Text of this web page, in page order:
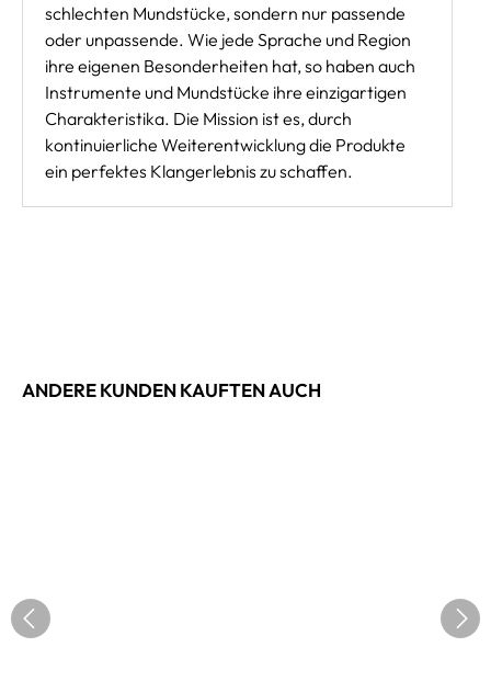
schlechten Mundstücke, sondern nur passende
oder unpassende. Wie jede Sprache und Region
ihre eigenen Besonderheiten hat, so haben auch
Instrumente und Mundstücke ihre einzigartigen
Charakteristika. Die Mission ist es, durch
kontinuierliche Weiterentwicklung die Produkte
ein perfektes Klangerlebnis zu schaffen.
ANDERE KUNDEN KAUFTEN AUCH